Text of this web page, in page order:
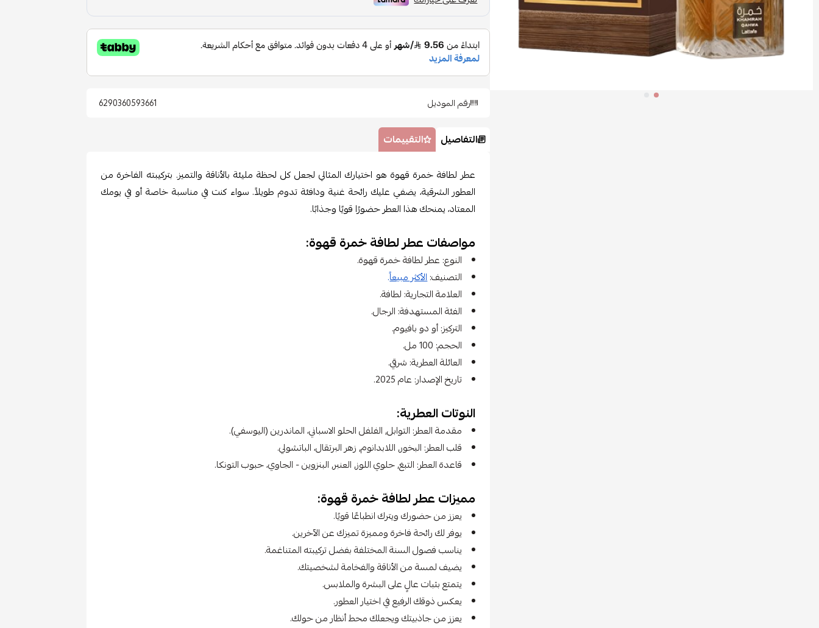
رقم الموديل 6290360593661
التفاصيل التقييمات
عطر لطافة خمرة قهوة هو اختيارك المثالي لجعل كل لحظة مليئة بالأناقة والتميز. بتركيبته الفاخرة من
العطور الشرقية، يضفي عليك رائحة غنية ودافئة تدوم طويلاً. سواء كنت في مناسبة خاصة أو في يومك
المعتاد، يمنحك هذا العطر حضورًا قويًا وجذابًا.
مواصفات عطر لطافة خمرة قهوة:
النوع: عطر لطافة خمرة قهوة.
التصنيف:الأكثر مبيعاً.
العلامة التجارية: لطافة.
الفئة المستهدفة: الرجال.
التركيز: أو دو بافيوم.
الحجم: 100 مل.
العائلة العطرية: شرقي.
تاريخ الإصدار: عام 2025.
النوتات العطرية:
مقدمة العطر: التوابل, الفلفل الحلو الاسباني، الماندرين (اليوسفي).
قلب العطر: البخور, اللابدانوم, زهر البرتقال، الباتشولي.
قاعدة العطر: التبغ, حلوي اللوز, العنبر, البنزوين - الجاوي، حبوب التونكا.
مميزات عطر لطافة خمرة قهوة:
يعزز من حضورك ويترك انطباعًا قويًا.
يوفر لك رائحة فاخرة ومميزة تميزك عن الآخرين.
يناسب فصول السنة المختلفة بفضل تركيبته المتناغمة.
يضيف لمسة من الأناقة والفخامة لشخصيتك.
يتمتع بثبات عالٍ على البشرة والملابس.
يعكس ذوقك الرفيع في اختيار العطور.
يعزز من جاذبيتك ويجعلك محط أنظار من حولك.